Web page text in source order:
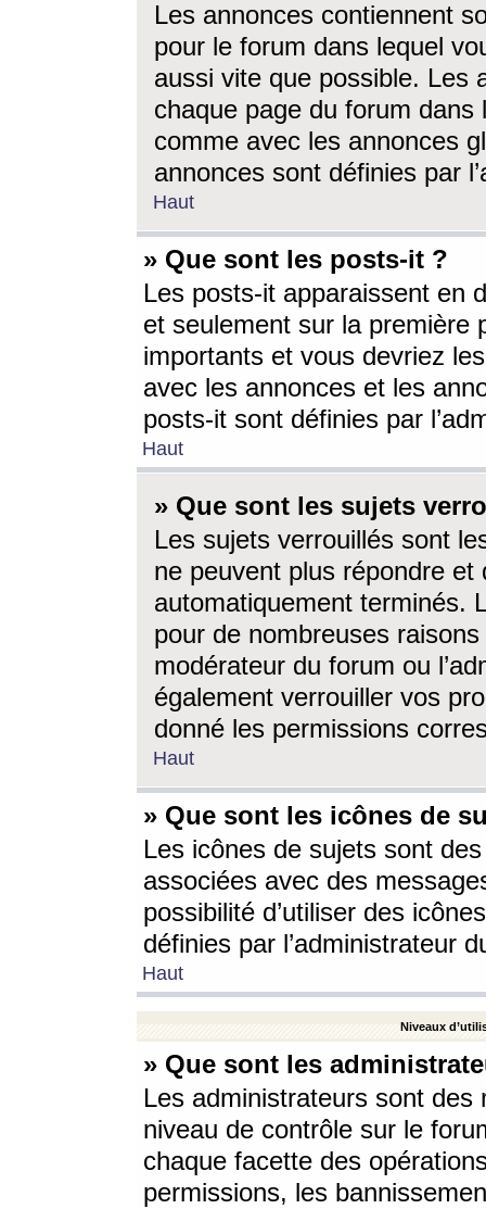
Les annonces contiennent
pour le forum dans lequel
aussi vite que possible. Les
chaque page du forum dans
comme avec les annonces
annonces sont définies par
Haut
» Que sont les posts-it ?
Les posts-it apparaissent en
et seulement sur la première
importants et vous devriez
avec les annonces et les
posts-it sont définies par
Haut
» Que sont les sujets
Les sujets verrouillés sont
ne peuvent plus répondre
automatiquement terminés.
pour de nombreuses
modérateur du forum ou
également verrouiller vos
donné les permissions
Haut
» Que sont les icônes de
Les icônes de sujets sont
associées avec des
possibilité d’utiliser des
définies par l’administrateur
Haut
Niveaux
» Que sont les
Les administrateurs sont
niveau de contrôle sur le
chaque facette des
permissions, les